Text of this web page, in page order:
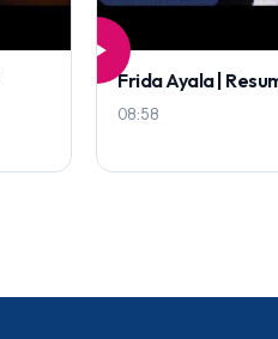
Frida Ayala |
08:58